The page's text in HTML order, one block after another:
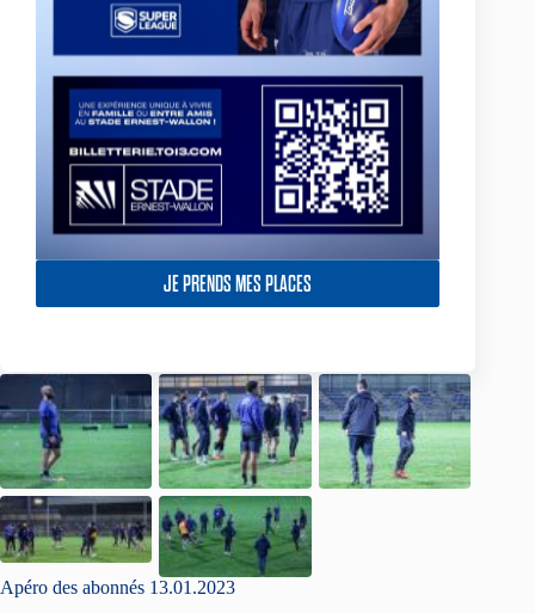
JE PRENDS MES PLACES
Apéro des abonnés 13.01.2023